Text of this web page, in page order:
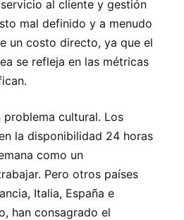
al cliente y gestión
mal definido y a menudo
un costo directo, ya que el
se refleja en las métricas
problema cultural. Los
la disponibilidad 24 horas
como un
Pero otros países
Italia, España e
han consagrado el